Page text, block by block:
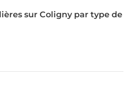
sur Coligny par type de